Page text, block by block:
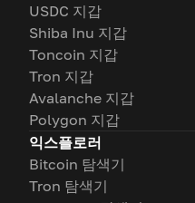
USDC 지갑
Shiba Inu 지갑
Toncoin 지갑
Tron 지갑
Avalanche 지갑
Polygon 지갑
익스플로러
Bitcoin 탐색기
Tron 탐색기